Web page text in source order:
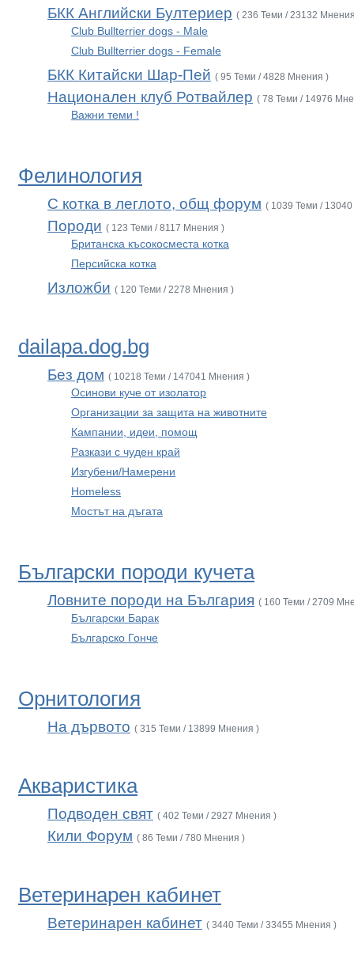
БКК Английски Бултериер ( 236 Теми / 23132
Club Bullterrier dogs - Male
Club Bullterrier dogs - Female
БКК Китайски Шар-Пей ( 95 Теми / 4828 Мнения )
Национален клуб Ротвайлер ( 78 Теми / 14976
Важни теми !
Фелинология
С котка в леглото, общ форум ( 1039 Теми /
Породи ( 123 Теми / 8117 Мнения )
Британска късокосместа котка
Персийска котка
Изложби ( 120 Теми / 2278 Мнения )
dailapa.dog.bg
Без дом ( 10218 Теми / 147041 Мнения )
Осинови куче от изолатор
Организации за защита на животните
Кампании, идеи, помощ
Разкази с чуден край
Изгубени/Намерени
Homeless
Мостът на дъгата
Български породи кучета
Ловните породи на България ( 160 Теми / 2709
Български Барак
Българско Гонче
Орнитология
На дървото ( 315 Теми / 13899 Мнения )
Акваристика
Подводен свят ( 402 Теми / 2927 Мнения )
Кили Форум ( 86 Теми / 780 Мнения )
Ветеринарен кабинет
Ветеринарен кабинет ( 3440 Теми / 33455 Мнения )